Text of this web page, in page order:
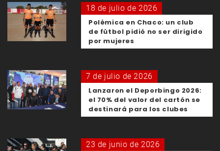
18 de julio de 2026
Polémica en Chaco: un club
de fútbol pidió no ser dirigido
por mujeres
7 de julio de 2026
Lanzaron el Deporbingo 2026:
el 70% del valor del cartón se
destinará para los clubes
23 de junio de 2026